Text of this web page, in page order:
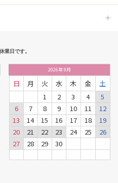
業日です。
2026年9月
日 月 火 水 木 金
土
1
2 3 4
5
6
7 8 9 10 11
12
13
14 15 16 17 18
19
20
21 22 23 24 25
26
27
28 29 30